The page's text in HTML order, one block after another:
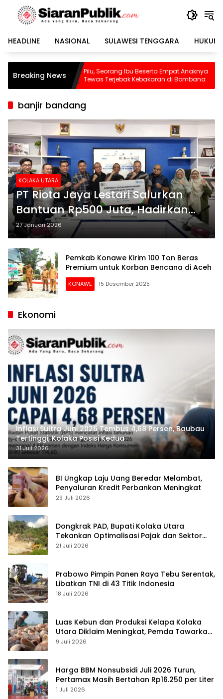
Langsung
konten
HEADLINE
NASIONAL SULAWESI TENGGARA HUKUM
Breaking News
Pilu, Seorang Ibu Beserta Empat Anaknya
Tewas Terjebak Kebakaran di Bombana
Waspada!
Dikepung 13
Sudah
banjir bandang
KOLAKA UTARA
PT Riota Jaya Lestari Salurkan
Bantuan Rp500 Juta, Hadirkan
Harapan bagi Korban Bencana di
Sumatera
27 Januari 2026
Pemkab Konawe Kirim 100 Ton Beras
Premium untuk Korban Bencana di Aceh
KONAWE 15 Desember 2025
Ekonomi
Inflasi Sultra Juni 2026 Tembus 4,68 Persen, Baubau
Tertinggi, Kolaka Posisi Kedua
31 Juli 2026
BI Ungkap Laju Uang Beredar Melambat,
Penyaluran Kredit Perbankan Meningkat
29 Juli 2026
Dongkrak PAD, Bupati Kolaka Utara
Tekankan Optimalisasi Pajak dan Sektor
Tambang
21 Juli 2026
Prabowo Pimpin Panen Raya Tebu Serentak,
Libatkan TNI di 43 Titik Indonesia
18 Juli 2026
Luas Kebun dan Produksi Kelapa Kolaka
Utara Diklaim Meningkat, Pemda Tawarkan
Peluang Investasi
9 Juli 2026
Harga BBM Nonsubsidi Juli 2026 Turun,
Pertamax Masih Bertahan Rp16.250 per Liter
1 Juli 2026